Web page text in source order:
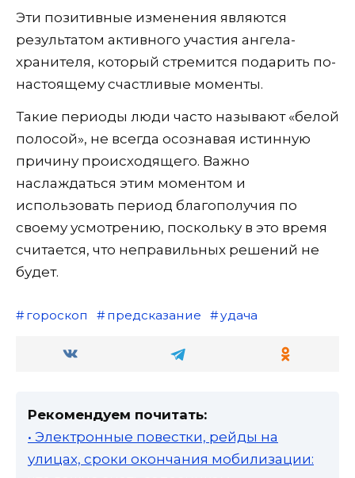
Эти позитивные изменения являются
результатом активного участия ангела-
хранителя, который стремится подарить по-
настоящему счастливые моменты.
Такие периоды люди часто называют «белой
полосой», не всегда осознавая истинную
причину происходящего. Важно
наслаждаться этим моментом и
использовать период благополучия по
своему усмотрению, поскольку в это время
считается, что неправильных решений не
будет.
гороскоп предсказание удача
Рекомендуем почитать:
• Электронные повестки, рейды на
улицах, сроки окончания мобилизации: